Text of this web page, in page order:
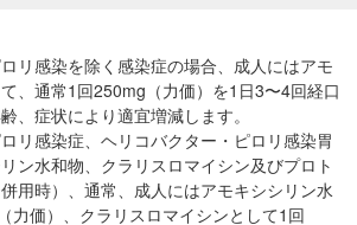
リ感染を除く感染症の場合、成人にはアモ
、通常1回250mg（力価）を1日3〜4回経口
、症状により適宜増減します。
リ感染症、ヘリコバクター・ピロリ感染胃
ン水和物、クラリスロマイシン及びプロト
用時）、通常、成人にはアモキシシリン水
力価）、クラリスロマイシンとして1回